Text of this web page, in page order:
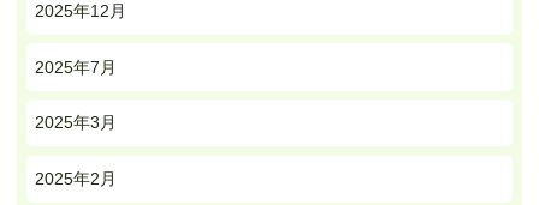
2025年12月
2025年7月
2025年3月
2025年2月